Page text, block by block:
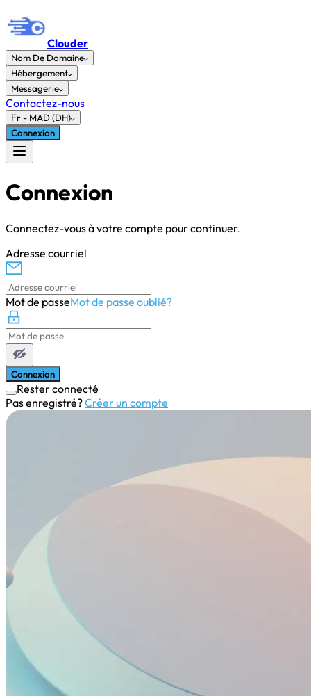
Clouder
Nom De Domaine
Hébergement
Messagerie
Contactez-nous
Fr- MAD (DH)
Connexion
Connexion
Connectez-vous à votre compte pour continuer.
Adresse courriel
Mot de passeMot de passe oublié?
Connexion
Rester connecté
Pas enregistré?Créer un compte